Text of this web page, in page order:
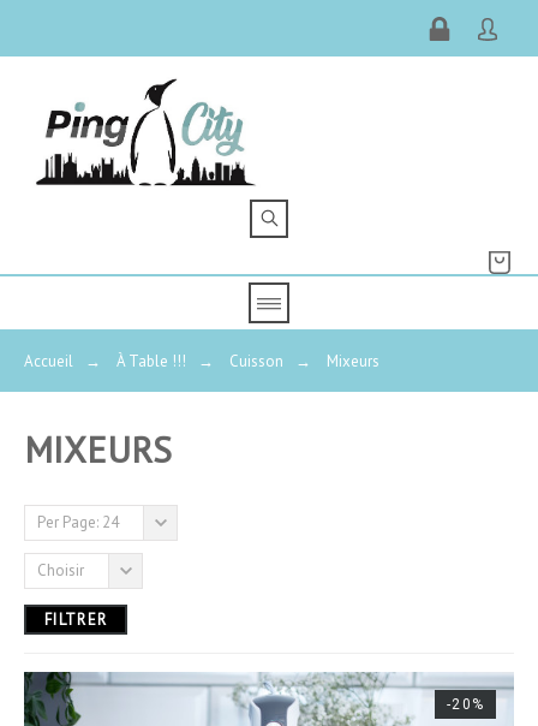
Accueil → À Table !!! → Cuisson → Mixeurs
PRIX
23,00 € - 50,00 €
MIXEURS
Per Page: 24
Choisir
FILTRER
-20%